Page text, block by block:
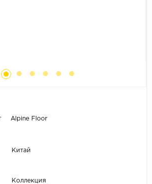
Alpine Floor
Китай
Коллекция